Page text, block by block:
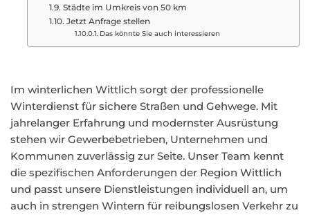
Städte im Umkreis von 50 km
Jetzt Anfrage stellen
Das könnte Sie auch interessieren
Im winterlichen Wittlich sorgt der professionelle
Winterdienst für sichere Straßen und Gehwege. Mit
jahrelanger Erfahrung und modernster Ausrüstung
stehen wir Gewerbebetrieben, Unternehmen und
Kommunen zuverlässig zur Seite. Unser Team kennt
die spezifischen Anforderungen der Region Wittlich
und passt unsere Dienstleistungen individuell an, um
auch in strengen Wintern für reibungslosen Verkehr zu